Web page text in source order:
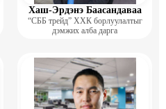
Хаш-Эрдэнэ Баасандаваа
“СББ трейд” ХХК борлуулалтыг
дэмжих алба дарга